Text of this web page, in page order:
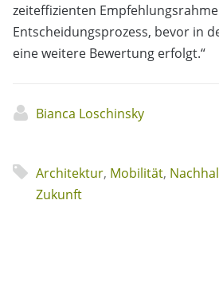
zeiteffizienten
Entscheidungsprozess, bevor in
eine weitere Bewertung erfolgt.“
Bianca Loschinsky
Architektur, Mobilität,
Zukunft